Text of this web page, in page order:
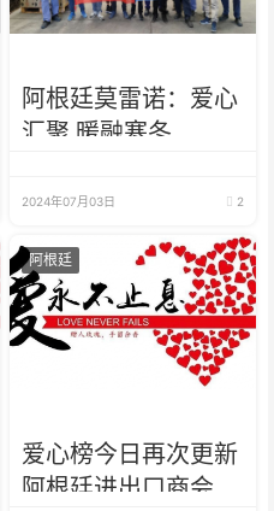
阿根廷莫雷诺：爱心
汇聚 暖融寒冬
2024年07月03日 2
阿根廷
爱心榜今日再次更新
阿根廷进出口商会为